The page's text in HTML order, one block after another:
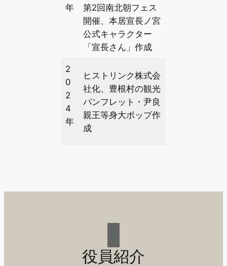
年
第2回南北朝フェス
開催、本居宣長ノ宮
公式キャラクター
「宣長さん」作成
2
0
2
4
年
ヒストリンク株式会
社化、豊根村の観光
パンフレット・尹良
親王等身大ポップ作
成
役員紹介